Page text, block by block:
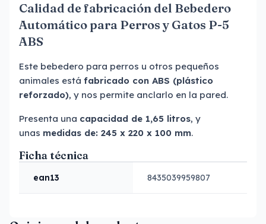
Calidad de fabricación del Bebedero
Automático para Perros y Gatos P-5
ABS
Este bebedero para perros u otros pequeños
animales está fabricado con ABS (plástico
reforzado), y nos permite anclarlo en la pared.
Presenta una capacidad de 1,65 litros, y
unas medidas de: 245 x 220 x 100 mm.
Ficha técnica
ean13 8435039959807